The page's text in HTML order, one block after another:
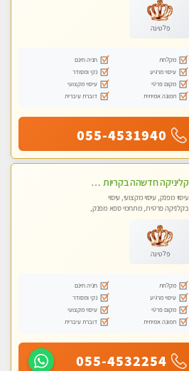
פלטינה
מקלחת
חניה חינם
עיסוי מרגיע
נקי ומסודר
מקום פרטי
עיסוי מקצועי
תמונה אמיתית
דוברת עיברית
055-4531940
קליניקה חדשהה בקריות מעסה איכותית מפנקת ומקצועית מאוד+נשים +זוגות
עיסוי מפנק, עיסוי מקצועי, עיסוי
בקלניקה פרטית, מתחמי ספא מפנק,
לנשים בלבד
פלטינה
מקלחת
חניה חינם
עיסוי מרגיע
נקי ומסודר
מקום פרטי
עיסוי מקצועי
תמונה אמיתית
דוברת עיברית
055-4532254